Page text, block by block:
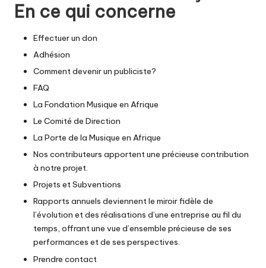
En ce qui concerne
Effectuer un don
Adhésion
Comment devenir un publiciste?
FAQ
La Fondation Musique en Afrique
Le Comité de Direction
La Porte de la Musique en Afrique
Nos contributeurs apportent une précieuse contribution
à notre projet.
Projets et Subventions
Rapports annuels deviennent le miroir fidèle de
l’évolution et des réalisations d’une entreprise au fil du
temps, offrant une vue d’ensemble précieuse de ses
performances et de ses perspectives.
Prendre contact